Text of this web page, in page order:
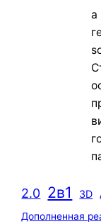
а
2.0 2в1 3D
Дополненная